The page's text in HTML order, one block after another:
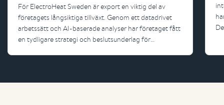
För ElectroHeat Sweden är export en viktig del av
företagets långsiktiga tillväxt. Genom ett datadrivet
arbetssätt och AI-baserade analyser har företaget fått
en tydligare strategi och beslutsunderlag för